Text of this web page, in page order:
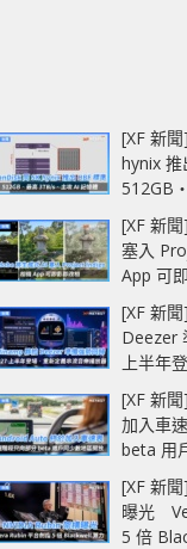
[XF 新
hynix
AI 記憶體
[XF 新
塞入
App 可
[XF 新
Deezer
上半年
樂播放器
[XF 新
加入車
beta 用
[XF 新
曝光
5 倍